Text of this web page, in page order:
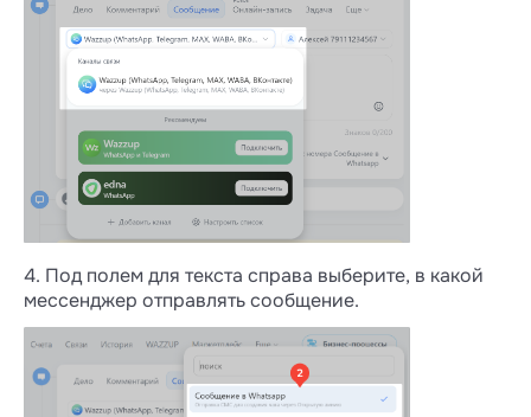
4. Под полем для текста справа выберите, в какой
мессенджер отправлять сообщение.